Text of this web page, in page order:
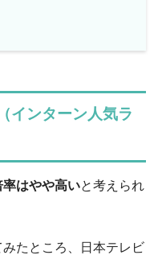
インターン人気ラ
率はやや高いと考えられ
たところ、日本テレビ